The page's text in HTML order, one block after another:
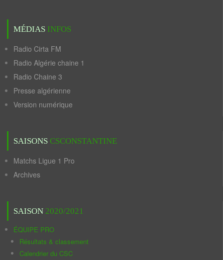
MÉDIAS INFOS
Radio Cirta FM
Radio Algérie chaine 1
Radio Chaine 3
Presse algérienne
Version numérique
SAISONS CSCONSTANTINE
Matchs Ligue 1 Pro
Archives
SAISON 2020/2021
ÉQUIPE PRO
Résultats & classement
Calendrier du CSC